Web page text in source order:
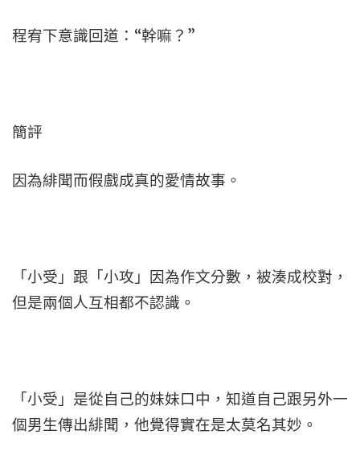
程宥下意識回道：“幹嘛？”
簡評
因為緋聞而假戲成真的愛情故事。
「小受」跟「小攻」因為作文分數，被湊成校對，
但是兩個人互相都不認識。
「小受」是從自己的妹妹口中，知道自己跟另外一
個男生傳出緋聞，他覺得實在是太莫名其妙。